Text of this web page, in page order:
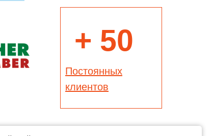
+ 50
Постоянных
клиентов